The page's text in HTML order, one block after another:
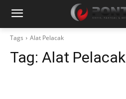
Tags Alat Pelacak
Tag: Alat Pelacak